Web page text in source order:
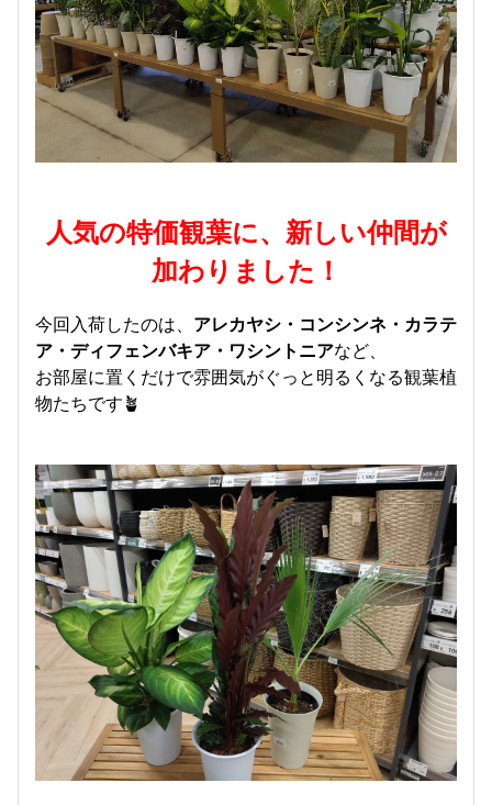
人気の特価観葉に、新しい仲間が
加わりました！
今回入荷したのは、 アレカヤシ・コンシンネ・カラテ
ア・ディフェンバキア・ワシントニアなど、
お部屋に置くだけで雰囲気がぐっと明るくなる観葉植
物たちです🪴